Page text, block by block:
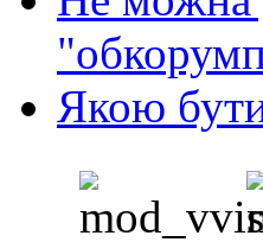
Якою